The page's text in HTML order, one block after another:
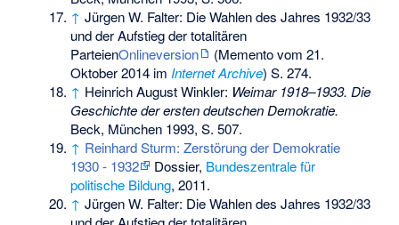
↑ Jürgen W. Falter: Die Wahlen des Jahres 1932/33
und der Aufstieg der totalitären
ParteienOnlineversion (Mementovom 21.
Oktober 2014 im Internet Archive) S. 274.
↑ Heinrich August Winkler: Weimar 1918–1933. Die
Geschichte der ersten deutschen Demokratie.
Beck, München 1993, S. 507.
↑ Reinhard Sturm: Zerstörung der Demokratie
1930 - 1932
Dossier, Bundeszentrale für
politische Bildung, 2011.
↑ Jürgen W. Falter: Die Wahlen des Jahres 1932/33